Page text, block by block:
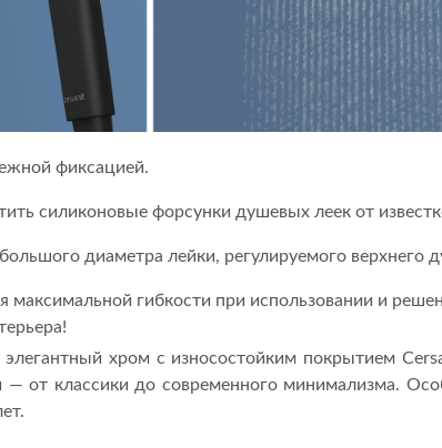
фиксацией.
силиконовые форсунки душевых леек от
диаметра лейки, регулируемого верхнего
гибкости при использовании и
хром с износостойким покрытием
— от классики до современного минимализма.